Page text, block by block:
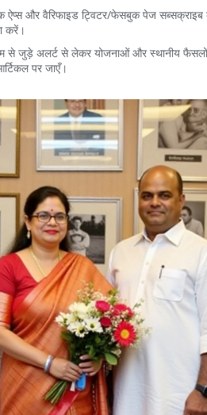
ऐप्स और वैरिफाइड ट्विटर/फेसबुक पेज
करें।
से जुड़े अलर्ट से लेकर योजनाओं और स्थानीय
पर जाएँ।